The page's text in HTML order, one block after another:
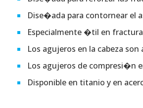
Dise�ada para contornear el
Especialmente �til en
Los agujeros en la cabeza
Los agujeros de compresi�n
Disponible en titanio y en